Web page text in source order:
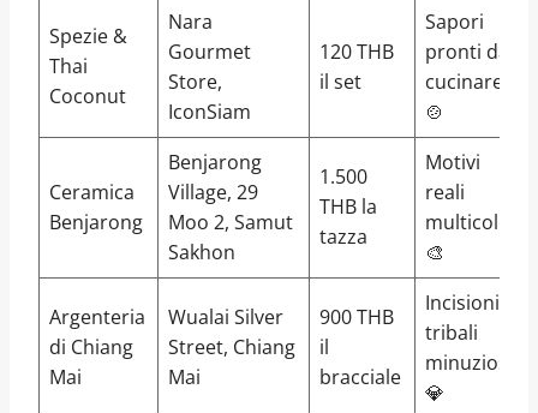
Spezie &
Thai
Coconut
Nara
Gourmet
Store,
IconSiam
120 THB
il set
Sapori
pronti da
cucinare
🍲
Ceramica
Benjarong
Benjarong
Village, 29
Moo 2, Samut
Sakhon
1.500
THB la
tazza
Motivi
reali
multicolori
🎨
Argenteria
di Chiang
Mai
Wualai Silver
Street, Chiang
Mai
900 THB
il
bracciale
Incisioni
tribali
minuziose
💎